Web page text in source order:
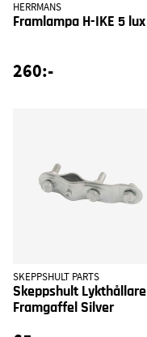
HERRMANS
Framlampa H-IKE 5 lux
260:-
SKEPPSHULT PARTS
Skeppshult Lykthållare
Framgaffel Silver